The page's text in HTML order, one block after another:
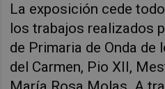
La exposición cede
los trabajos realizados
de Primaria de Onda de
del Carmen, Pio XII,